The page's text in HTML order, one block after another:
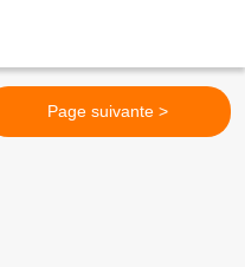
Page suivante >